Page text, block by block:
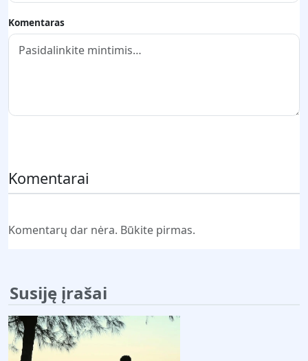
Komentaras
Komentarai
Komentarų dar nėra. Būkite pirmas.
Susiję įrašai